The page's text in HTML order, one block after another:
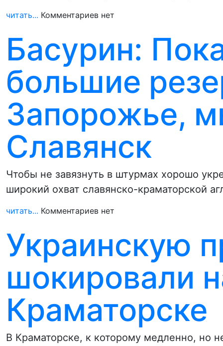
читать... Комментариев нет
Басурин:
большие
Запорожье,
Славянск
Чтобы не завязнуть в штурмах хорошо
широкий охват славянско-краматорской
читать... Комментариев нет
Украинскую
шокировали
Краматорске
В Краматорске, к которому медленно, но